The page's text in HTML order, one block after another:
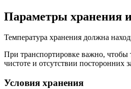
Параметры хранения
Температура хранения должна
При транспортировке важно, чтобы
чистоте и отсутствии посторонних
Условия хранения